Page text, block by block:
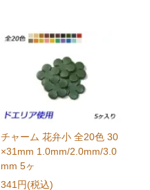
チャーム 花弁小 全20色 30
×31mm 1.0mm/2.0mm/3.0
mm 5ヶ
341円(税込)